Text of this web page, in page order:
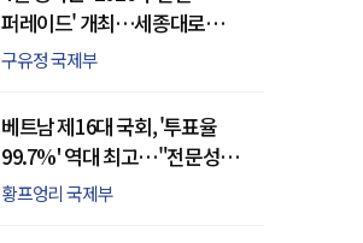
퍼레이드' 개최…세종대로
하루 종일 전면 통제
구유정 국제부
베트남 제16대 국회, '투표율
99.7%' 역대 최고…"전문성·
엘리트화 가속"
황프엉리 국제부